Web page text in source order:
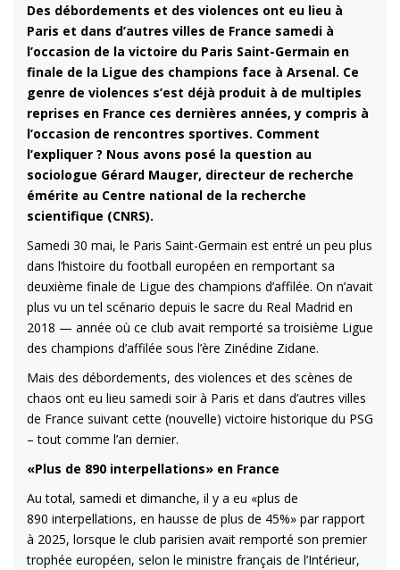
Des débordements et des violences ont eu lieu à
Paris et dans d’autres villes de France samedi à
l’occasion de la victoire du Paris Saint-Germain en
finale de la Ligue des champions face à Arsenal. Ce
genre de violences s’est déjà produit à de multiples
reprises en France ces dernières années, y compris à
l’occasion de rencontres sportives. Comment
l’expliquer ? Nous avons posé la question au
sociologue Gérard Mauger, directeur de recherche
émérite au Centre national de la recherche
scientifique (CNRS).
Samedi 30 mai, le Paris Saint-Germain est entré un peu plus
dans l’histoire du football européen en remportant sa
deuxième finale de Ligue des champions d’affilée. On n’avait
plus vu un tel scénario depuis le sacre du Real Madrid en
2018 — année où ce club avait remporté sa troisième Ligue
des champions d’affilée sous l’ère Zinédine Zidane.
Mais des débordements, des violences et des scènes de
chaos ont eu lieu samedi soir à Paris et dans d’autres villes
de France suivant cette (nouvelle) victoire historique du PSG
– tout comme l’an dernier.
«Plus de 890 interpellations» en France
Au total, samedi et dimanche, il y a eu «plus de
890 interpellations, en hausse de plus de 45%» par rapport
à 2025, lorsque le club parisien avait remporté son premier
trophée européen, selon le ministre français de l’Intérieur,